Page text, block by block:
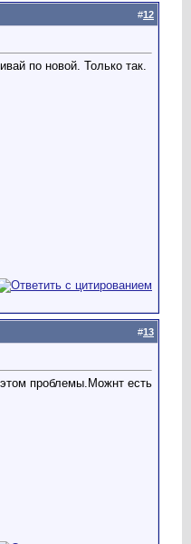
#12
по новой. Только так.
#13
проблемы.Можнт есть